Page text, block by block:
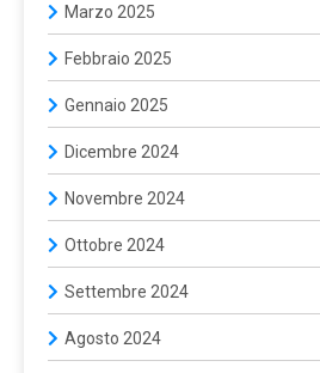
Marzo 2025
Febbraio 2025
Gennaio 2025
Dicembre 2024
Novembre 2024
Ottobre 2024
Settembre 2024
Agosto 2024